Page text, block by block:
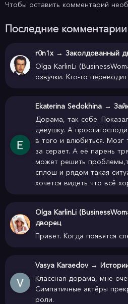
Чтобы оставить комментарий
Последние комментарии
r0n1x → Заколдованный
Olga KarlinLi
озвучки. Кто-то
Ekaterina Sedokhina →
Дорама, так себе.
девушку. А
в того и влюбиться. Мозг
за серает. А её парень
может решить
сплош и рядом такая
хочется видеть что всё
Olga KarlinLi
дворец
Привет. Когда появятся
Vasya Karaedov →
Классная дорама, мне
Симпатичные актёры
роли.